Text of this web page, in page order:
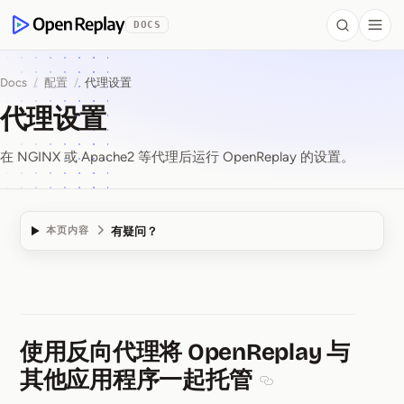
OpenReplay
DOCS Search
Docs / 配置 / 代理设置
代理设置
在 NGINX 或 Apache2 等代理后运行 OpenReplay 的设置。
本页内容 有疑问？
使用反向代理将 OpenReplay 与
其他应用程序一起托管